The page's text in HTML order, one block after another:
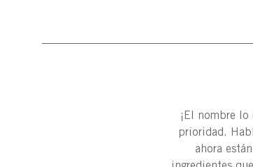
¡El nombre
prioridad.
ahora